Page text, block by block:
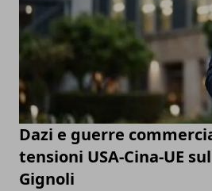
Dazi e guerre
tensioni USA-Cina-UE
Gignoli